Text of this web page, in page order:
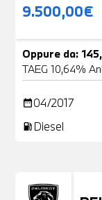
9.500,00€
Oppure da:
TAEG 10,64%
date_range04/2017
local_gas_station Diesel